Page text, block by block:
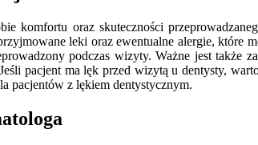
komfortu oraz skuteczności
leki oraz ewentualne alergie, które
podczas wizyty. Ważne jest także
pacjent ma lęk przed wizytą u dentysty,
pacjentów z lękiem dentystycznym.